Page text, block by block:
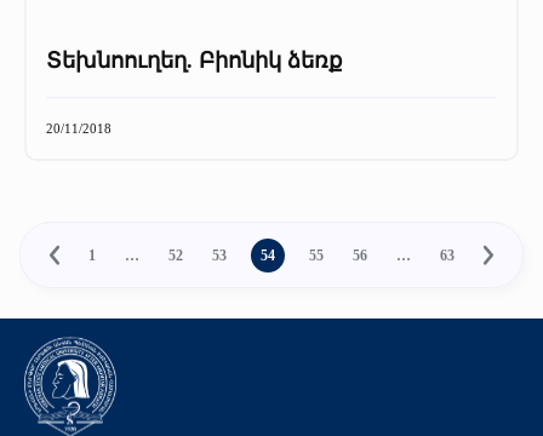
Տեխնոուղեղ. Բիոնիկ ձեռք
20/11/2018
1 … 52 53 54 55 56 … 63